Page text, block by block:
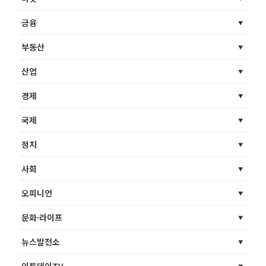
금융
부동산
산업
경제
국제
정치
사회
오피니언
문화·라이프
뉴스발전소